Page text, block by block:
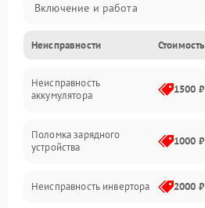
Включение и работа
Работа с нагрузкой
Звук и индикация
Неисправности Стоимость
Неисправность
аккумулятора
1500 ₽
Поломка зарядного
устройства
1000 ₽
Неисправность инвертора 2000 ₽